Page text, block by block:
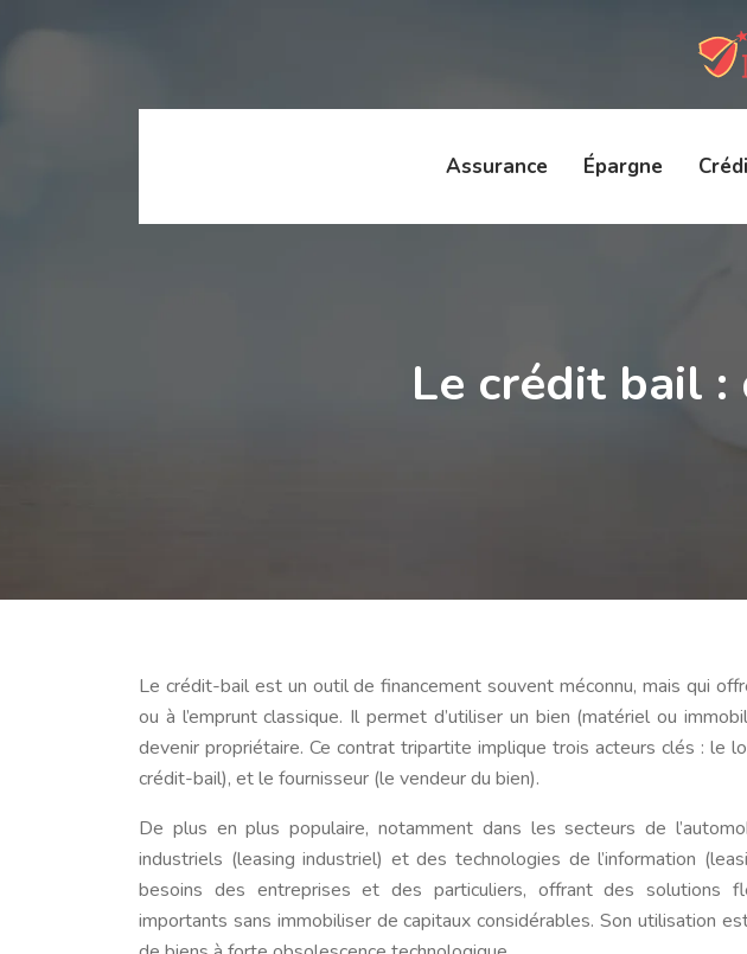
Assurance Épargne
Le crédit bail :
Le crédit-bail est un outil de financement souvent méconnu, mais qui
ou à l’emprunt classique. Il permet d’utiliser un bien (matériel ou
devenir propriétaire. Ce contrat tripartite implique trois acteurs clés : le
crédit-bail), et le fournisseur (le vendeur du bien).
De plus en plus populaire, notamment dans les secteurs de
industriels (leasing industriel) et des technologies de l’information
besoins des entreprises et des particuliers, offrant des solutions
importants sans immobiliser de capitaux considérables. Son utilisation